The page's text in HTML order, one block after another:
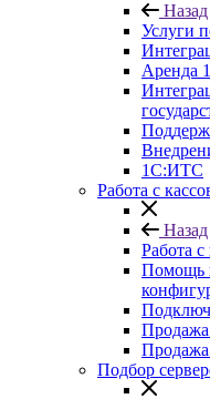
Назад
Услуги
Аренда
1С:ИТС
Работа с
Назад
Работа
Помощь
Подбор